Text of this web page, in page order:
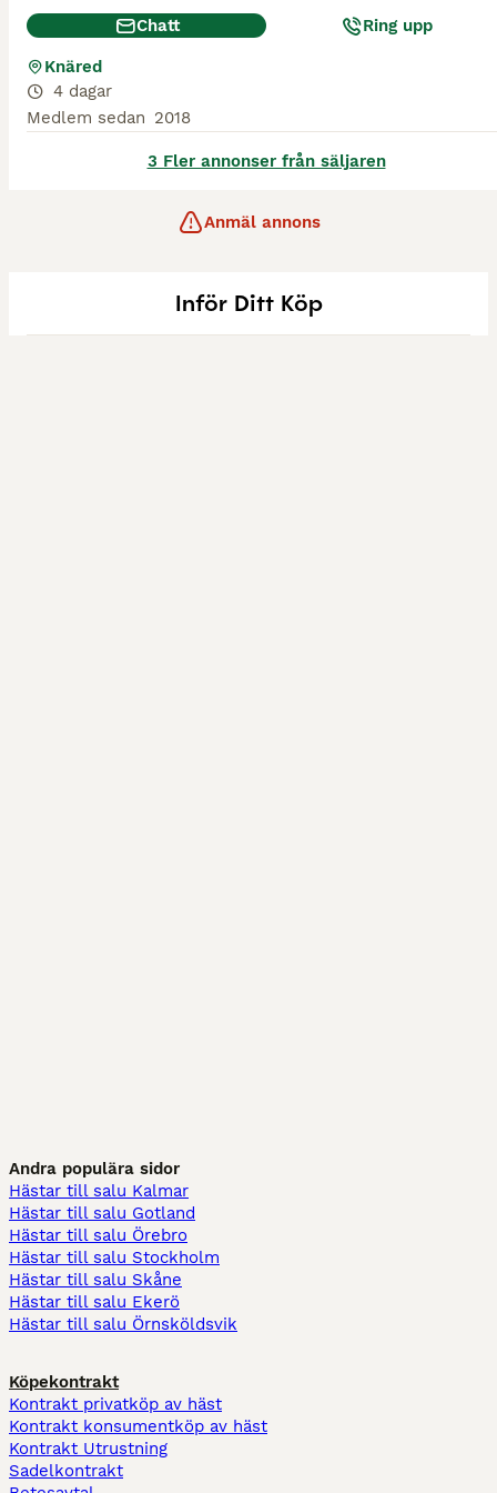
Chatt Ring upp
Knäred
4 dagar
Medlem sedan 2018
3 Fler annonser från säljaren
Anmäl annons
Inför Ditt Köp
Andra populära sidor
Hästar till salu Kalmar
Hästar till salu Gotland
Hästar till salu Örebro
Hästar till salu Stockholm
Hästar till salu Skåne
Hästar till salu Ekerö
Hästar till salu Örnsköldsvik
Köpekontrakt
Kontrakt privatköp av häst
Kontrakt konsumentköp av häst
Kontrakt Utrustning
Sadelkontrakt